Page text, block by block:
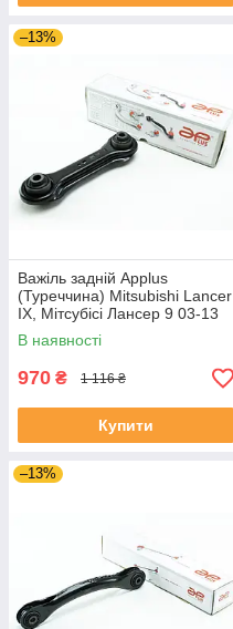
–13%
Важіль задній Applus
(Туреччина) Mitsubishi Lancer
IX, Мітсубісі Лансер 9 03-13
#25027AP UAYTLLT4
В наявності
970 ₴ 1 116 ₴
Купити
–13%